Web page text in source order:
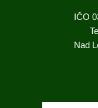
IČO
Nad